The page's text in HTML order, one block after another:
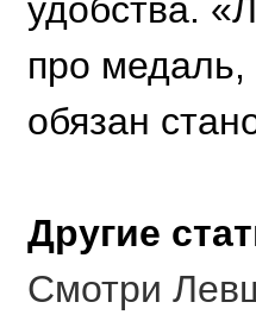
удобства.
про медаль,
обязан
Другие
Смотри